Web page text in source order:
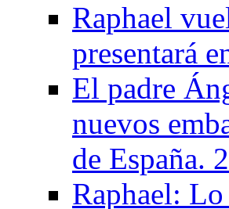
Raphael
presentará
El padre
nuevos
de España.
Raphael: